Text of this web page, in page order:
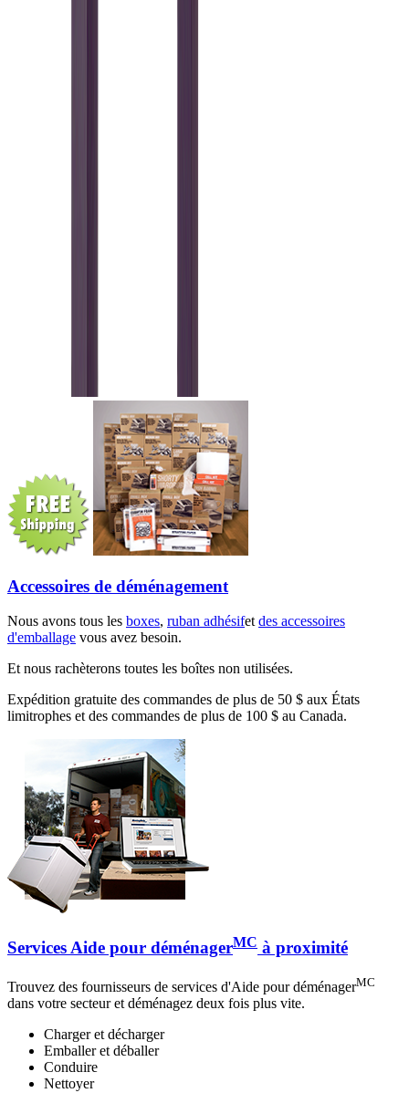
Accessoires de déménagement
Nous avons tous les boxes, ruban adhésifetdes accessoires
d'emballage vous avez besoin.
Et nous rachèterons toutes les boîtes non utilisées.
Expédition gratuite des commandes de plus de 50 $ aux États
limitrophes et des commandes de plus de 100 $ au Canada.
Services Aide pour déménagerMC à proximité
Trouvez des fournisseurs de services d'Aide pour déménagerMC
dans votre secteur et déménagez deux fois plus vite.
Charger et décharger
Emballer et déballer
Conduire
Nettoyer